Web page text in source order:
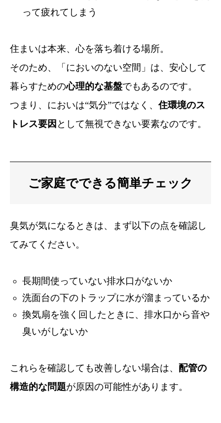
って疲れてしまう
住まいは本来、心を落ち着ける場所。
そのため、「においのない空間」は、安心して
暮らすための心理的な基盤でもあるのです。
つまり、においは“気分”ではなく、 住環境のス
トレス要因 として無視できない要素なのです。
ご家庭でできる簡単チェック
臭気が気になるときは、まず以下の点を確認し
てみてください。
長期間使っていない排水口がないか
洗面台の下のトラップに水が溜まっているか
換気扇を強く回したときに、排水口から音や
臭いがしないか
これらを確認しても改善しない場合は、 配管の
構造的な問題が原因の可能性があります。